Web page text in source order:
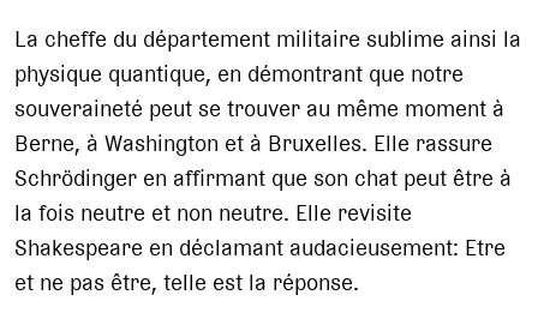
La cheffe du département militaire sublime ainsi la
physique quantique, en démontrant que notre
souveraineté peut se trouver au même moment à
Berne, à Washington et à Bruxelles. Elle rassure
Schrödinger en affirmant que son chat peut être à
la fois neutre et non neutre. Elle revisite
Shakespeare en déclamant audacieusement: Etre
et ne pas être, telle est la réponse.